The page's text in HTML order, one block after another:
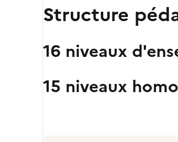
Structure
16 niveaux
15 niveaux